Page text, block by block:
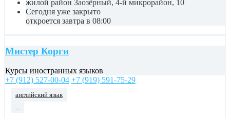
жилой район Заозёрный, 4-й микрорайон, 10
Сегодня уже закрыто
откроется завтра в 08:00
Мистер Корги
Курсы иностранных языков
+7 (912) 527-00-04 +7 (919) 591-75-29
английский язык
...